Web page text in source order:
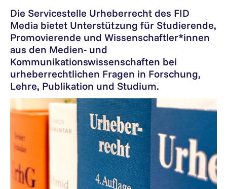
Die Servicestelle Urheberrecht des FID
Media bietet Unterstützung für Studierende,
Promovierende und Wissenschaftler*innen
aus den Medien- und
Kommunikationswissenschaften bei
urheberrechtlichen Fragen in Forschung,
Lehre, Publikation und Studium.